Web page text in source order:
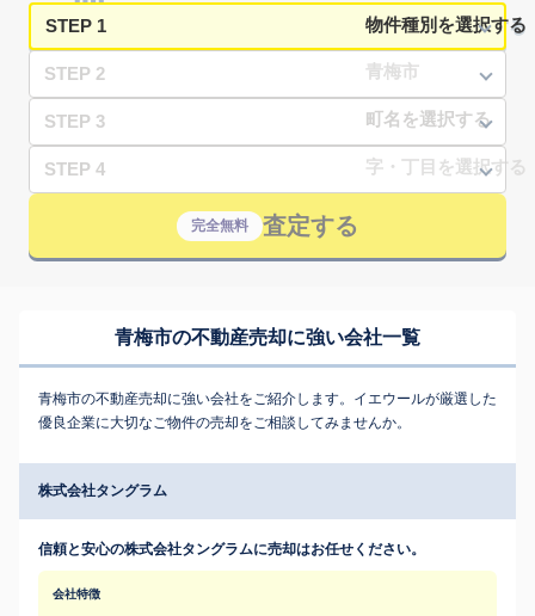
STEP 1
STEP 2
STEP 3
STEP 4
完全無料 査定する
青梅市の不動産売却に強い会社一覧
青梅市の不動産売却に強い会社をご紹介します。イエウールが厳選した
優良企業に大切なご物件の売却をご相談してみませんか。
株式会社タングラム
信頼と安心の株式会社タングラムに売却はお任せください。
会社特徴